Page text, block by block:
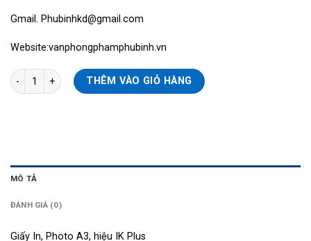
Gmail. Phubinhkd@gmail.com
Website:vanphongphamphubinh.vn
Giấy Photo A3, IK Plus, 70gsm, 90% số lượng
THÊM VÀO GIỎ HÀNG
MÔ TẢ
ĐÁNH GIÁ (0)
Giấy In, Photo A3, hiệu IK Plus